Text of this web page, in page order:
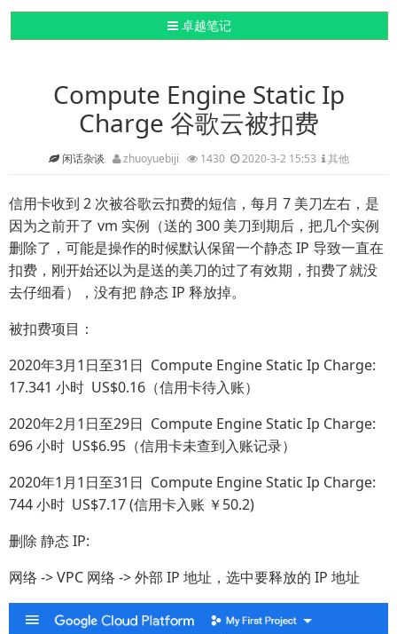
导航切换
卓越笔记
Compute Engine Static Ip
Charge 谷歌云被扣费
闲话杂谈 zhuoyuebiji 1430 2020-3-2 15:53 其他
信用卡收到 2 次被谷歌云扣费的短信，每月 7 美刀左右，是
因为之前开了 vm 实例（送的 300 美刀到期后，把几个实例
删除了，可能是操作的时候默认保留一个静态 IP 导致一直在
扣费，刚开始还以为是送的美刀的过了有效期，扣费了就没
去仔细看），没有把 静态 IP 释放掉。
被扣费项目：
2020年3月1日至31日 Compute Engine Static Ip Charge:
17.341 小时 US$0.16（信用卡待入账）
2020年2月1日至29日 Compute Engine Static Ip Charge:
696 小时 US$6.95（信用卡未查到入账记录）
2020年1月1日至31日 Compute Engine Static Ip Charge:
744 小时 US$7.17 (信用卡入账 ￥50.2)
删除 静态 IP:
网络 -> VPC 网络 -> 外部 IP 地址，选中要释放的 IP 地址